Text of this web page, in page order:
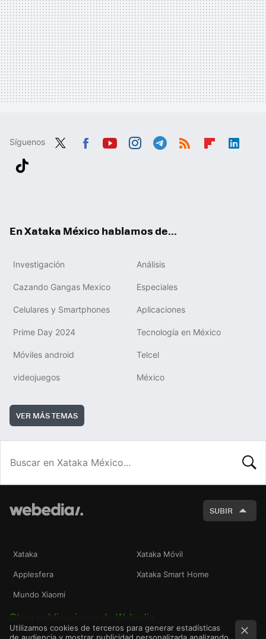
Síguenos
En Xataka México hablamos de...
Investigación Análisis
Cazando Gangas Mexico Especiales
Celulares y Smartphones Aplicaciones
Prime Day 2024 Tecnología en México
Móviles android Telcel
videojuegos México
VER MÁS TEMAS
SUBIR
Xataka Xataka Móvil
Applesfera Xataka Smart Home
Mundo Xiaomi
Otras publicaciones de Webedia
Utilizamos cookies de terceros para generar estadísticas